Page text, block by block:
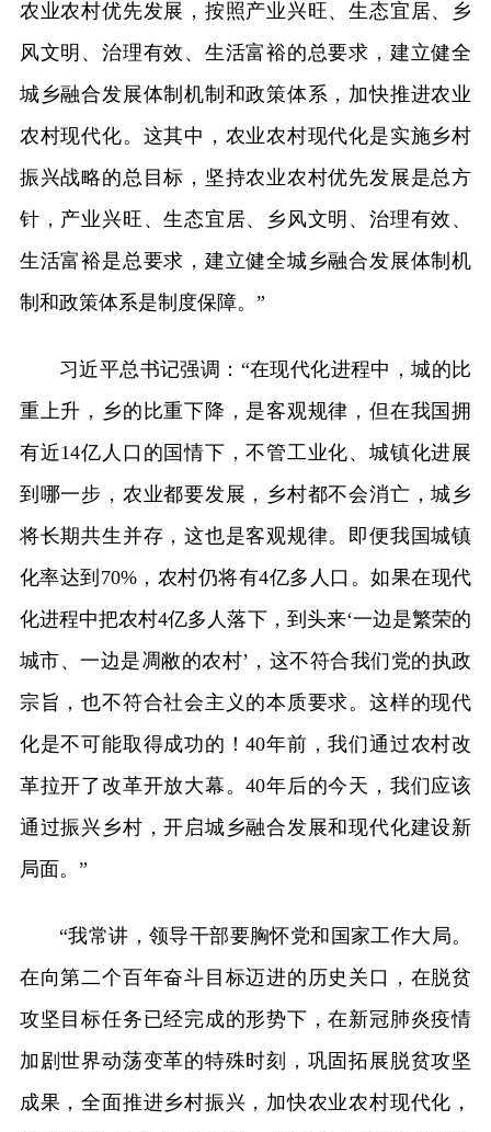
农业农村优先发展，按照产业兴旺、生态宜居、乡
风文明、治理有效、生活富裕的总要求，建立健全
城乡融合发展体制机制和政策体系，加快推进农业
农村现代化。这其中，农业农村现代化是实施乡村
振兴战略的总目标，坚持农业农村优先发展是总方
针，产业兴旺、生态宜居、乡风文明、治理有效、
生活富裕是总要求，建立健全城乡融合发展体制机
制和政策体系是制度保障。”
习近平总书记强调：“在现代化进程中，城的比
重上升，乡的比重下降，是客观规律，但在我国拥
有近14亿人口的国情下，不管工业化、城镇化进展
到哪一步，农业都要发展，乡村都不会消亡，城乡
将长期共生并存，这也是客观规律。即便我国城镇
化率达到70%，农村仍将有4亿多人口。如果在现代
化进程中把农村4亿多人落下，到头来‘一边是繁荣的
城市、一边是凋敝的农村’，这不符合我们党的执政
宗旨，也不符合社会主义的本质要求。这样的现代
化是不可能取得成功的！40年前，我们通过农村改
革拉开了改革开放大幕。40年后的今天，我们应该
通过振兴乡村，开启城乡融合发展和现代化建设新
局面。”
“我常讲，领导干部要胸怀党和国家工作大局。
在向第二个百年奋斗目标迈进的历史关口，在脱贫
攻坚目标任务已经完成的形势下，在新冠肺炎疫情
加剧世界动荡变革的特殊时刻，巩固拓展脱贫攻坚
成果，全面推进乡村振兴，加快农业农村现代化，